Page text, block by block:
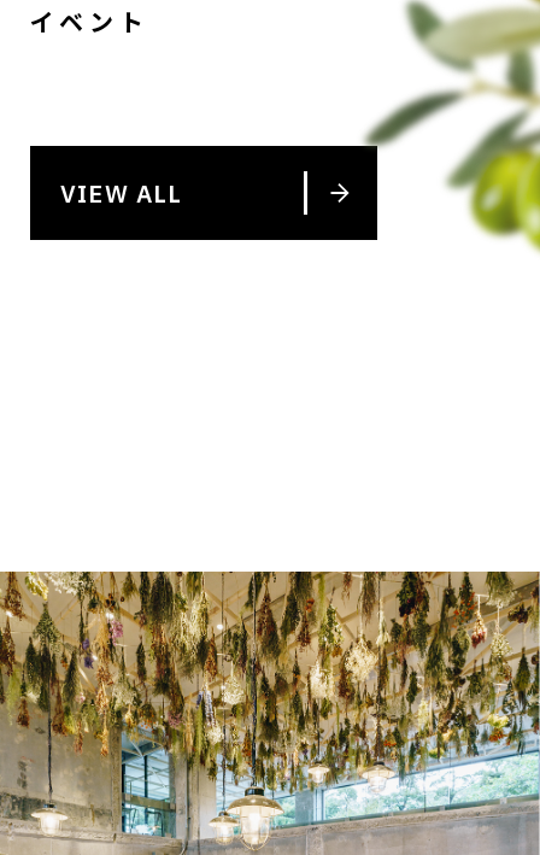
イベント
VIEW ALL